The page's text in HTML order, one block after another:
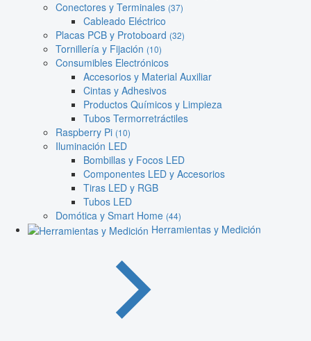
Conectores y Terminales (37)
Cableado Eléctrico
Placas PCB y Protoboard (32)
Tornillería y Fijación (10)
Consumibles Electrónicos
Accesorios y Material Auxiliar
Cintas y Adhesivos
Productos Químicos y Limpieza
Tubos Termorretráctiles
Raspberry Pi (10)
Iluminación LED
Bombillas y Focos LED
Componentes LED y Accesorios
Tiras LED y RGB
Tubos LED
Domótica y Smart Home (44)
Herramientas y Medición